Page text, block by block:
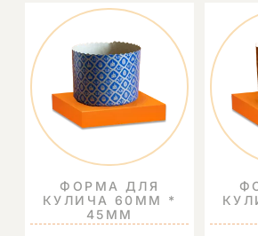
ФОРМА ДЛЯ
КУЛИЧА 60ММ *
45ММ